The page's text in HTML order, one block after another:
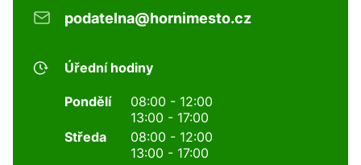
podatelna@hornimesto.cz
Úřední hodiny
Pondělí
08:00 - 12:00
13:00 - 17:00
Středa
08:00 - 12:00
13:00 - 17:00